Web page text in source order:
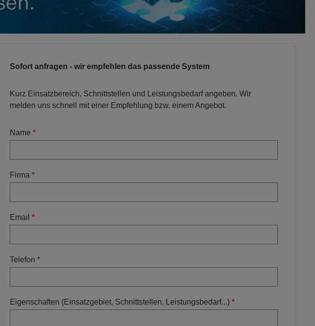
Sofort anfragen - wir empfehlen das passende System
Kurz Einsatzbereich, Schnittstellen und Leistungsbedarf angeben. Wir
melden uns schnell mit einer Empfehlung bzw. einem Angebot.
Name *
Firma *
Email *
Telefon *
Eigenschaften (Einsatzgebiet, Schnittstellen, Leistungsbedarf...) *